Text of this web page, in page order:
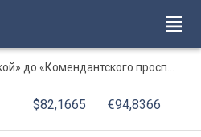
проспекта» увеличен интервал
$82,1665 €94,8366